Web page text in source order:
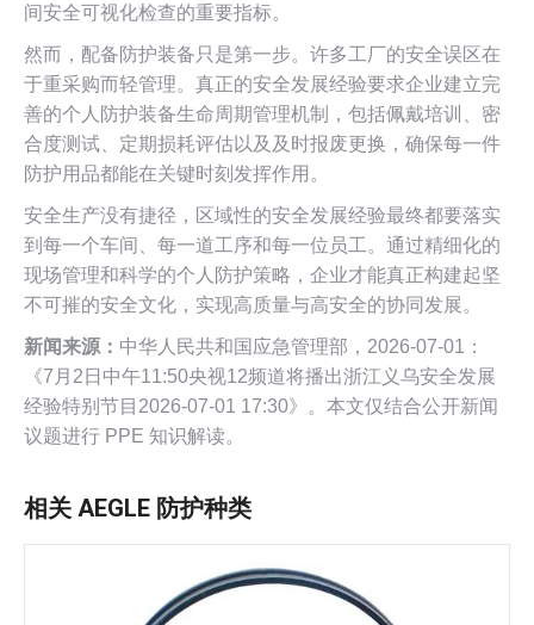
间安全可视化检查的重要指标。
然而，配备防护装备只是第一步。许多工厂的安全误区在
于重采购而轻管理。真正的安全发展经验要求企业建立完
善的个人防护装备生命周期管理机制，包括佩戴培训、密
合度测试、定期损耗评估以及及时报废更换，确保每一件
防护用品都能在关键时刻发挥作用。
安全生产没有捷径，区域性的安全发展经验最终都要落实
到每一个车间、每一道工序和每一位员工。通过精细化的
现场管理和科学的个人防护策略，企业才能真正构建起坚
不可摧的安全文化，实现高质量与高安全的协同发展。
新闻来源： 中华人民共和国应急管理部，2026-07-01：
《7月2日中午11:50央视12频道将播出浙江义乌安全发展
经验特别节目2026-07-01 17:30》。本文仅结合公开新闻
议题进行 PPE 知识解读。
相关 AEGLE 防护种类